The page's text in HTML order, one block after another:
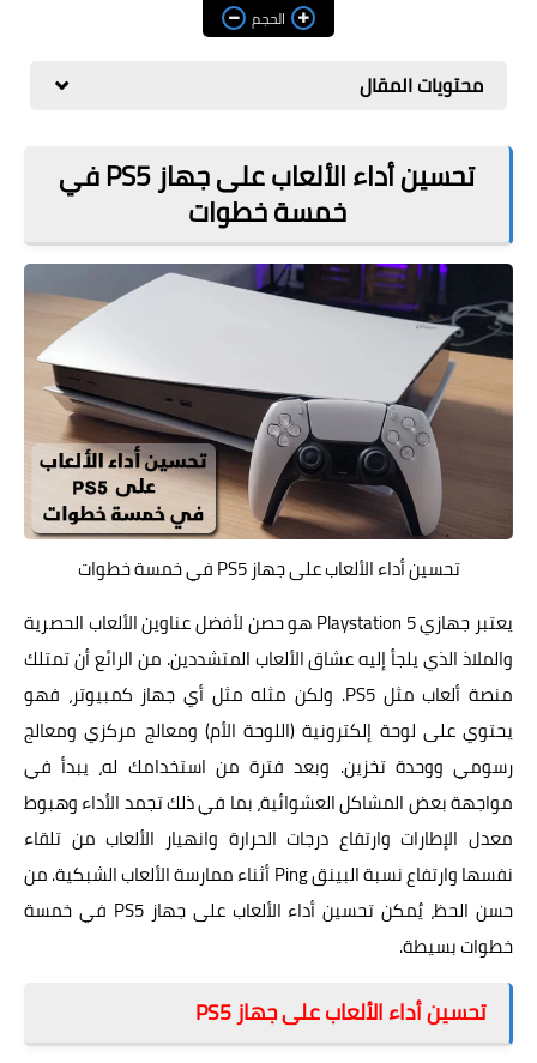
الربح من الانترنت
ذكاء اصطناعي
الحجم
محتويات المقال
تحسين أداء الألعاب على جهاز PS5 في
خمسة خطوات
تحسين أداء الألعاب على جهاز PS5 في خمسة خطوات
يعتبر جهازي Playstation 5 هو حصن لأفضل عناوين الألعاب الحصرية
والملاذ الذي يلجأ إليه عشاق الألعاب المتشددين. من الرائع أن تمتلك
منصة ألعاب مثل PS5. ولكن مثله مثل أي جهاز كمبيوتر، فهو
يحتوي على لوحة إلكترونية (اللوحة الأم) ومعالج مركزي ومعالج
رسومي ووحدة تخزين. وبعد فترة من استخدامك له، يبدأ في
مواجهة بعض المشاكل العشوائية، بما في ذلك تجمد الأداء وهبوط
معدل الإطارات وارتفاع درجات الحرارة وانهيار الألعاب من تلقاء
نفسها وارتفاع نسبة البينق Ping أثناء ممارسة الألعاب الشبكية. من
حسن الحظ، يُمكن تحسين أداء الألعاب على جهاز PS5 في خمسة
خطوات بسيطة.
تحسين أداء الألعاب على جهاز PS5